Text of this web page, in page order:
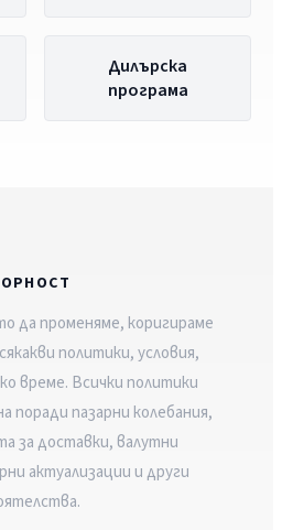
Дилърска
програма
да променяме, коригираме
политики, условия,
време. Всички политики
поради пазарни колебания,
за доставки, валутни
актуализации и други